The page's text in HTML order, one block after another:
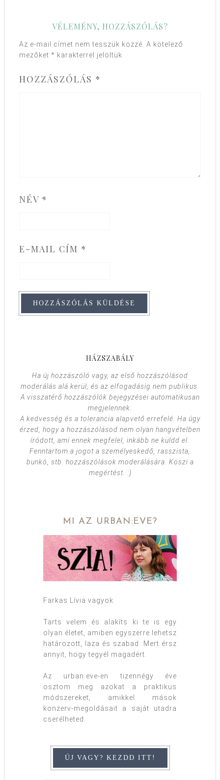
VÉLEMÉNY, HOZZÁSZÓLÁS?
Az e-mail címet nem tesszük közzé. A kötelező
mezőket * karakterrel jelöltük
HOZZÁSZÓLÁS *
NÉV *
E-MAIL CÍM *
HÁZSZABÁLY
Ha új hozzászóló vagy, az első hozzászólásod
moderálás alá kerül, és az elfogadásig nem publikus.
A visszatérő hozzászólók bejegyzései automatikusan
megjelennek.
A kedvesség és a tolerancia alapvető errefelé. Ha úgy
érzed, hogy a hozzászólásod nem olyan hangvételben
íródott, ami ennek megfelel, inkább ne küldd el.
Fenntartom a jogot a személyeskedő, rasszista,
bunkó, stb. hozzászólások moderálására. Köszi a
megértést. :)
MI AZ URBAN:EVE?
Farkas Lívia vagyok.
Tarts velem és alakíts ki te is egy
olyan életet, amiben egyszerre lehetsz
határozott, laza és szabad. Mert érsz
annyit, hogy tegyél magadért.
Az urban:eve-en tizennégy éve
osztom meg azokat a praktikus
módszereket, amikkel mások
konzerv-megoldásait a saját utadra
cserélheted.